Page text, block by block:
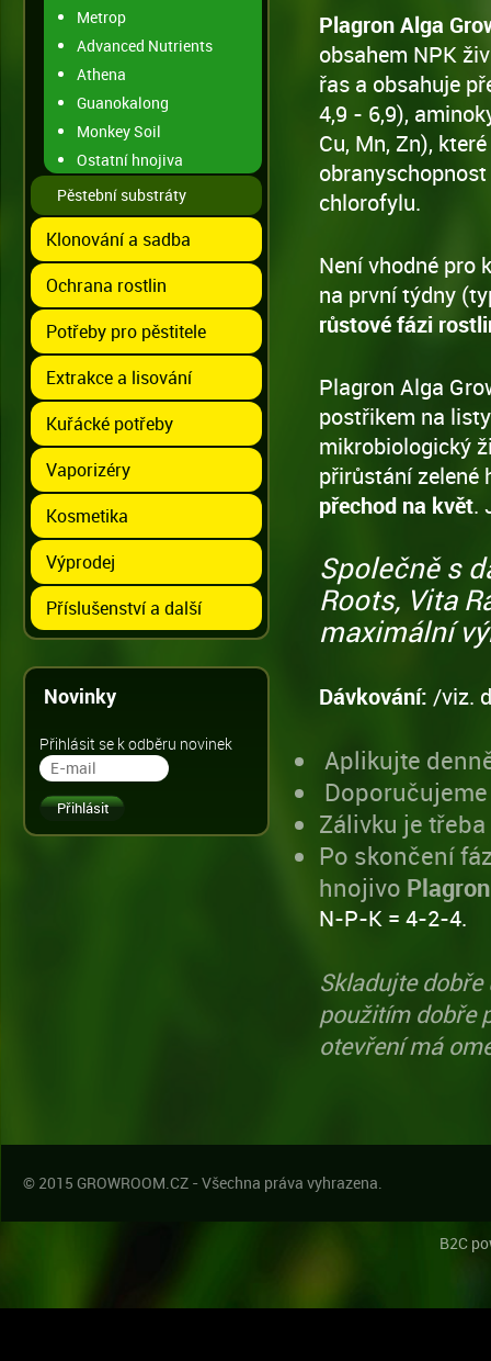
Metrop
Advanced Nutrients
Athena
Guanokalong
Monkey Soil
Ostatní hnojiva
Pěstební substráty
Klonování a sadba
Ochrana rostlin
Potřeby pro pěstitele
Extrakce a lisování
Kuřácké potřeby
Vaporizéry
Kosmetika
Výprodej
Příslušenství a další
Novinky
Přihlásit se k odběru novinek
Plagron Alga
obsahem NPK
řas a obsahuje
4,9 - 6,9),
Cu, Mn, Zn),
chlorofylu.
Není vhodné pro
na první týdny
růstové fázi
Plagron Alga
postřikem na
mikrobiologický
přirůstání zelené
přechod na květ.
Společně s
Roots, Vita
maximální
Dávkování: /viz.
Aplikujte
Zálivku je třeba
Po skončení
hnojivo
N-P-K = 4-2-4.
Skladujte
použitím dobře
otevření má
© 2015 GROWROOM.CZ - Všechna práva vyhrazena.
B2C